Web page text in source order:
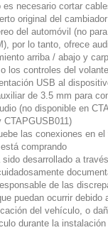
es necesario cortar
original del
del automóvil (no
por lo tanto, ofrece
arriba / abajo y
los controles del volante
USB al
de 3.5 mm para
(no disponible en
CTAPGUSB011)
las conexiones en
comprando
sido desarrollado a
de las
puedan ocurrir debido
del vehículo, o
durante la instalación